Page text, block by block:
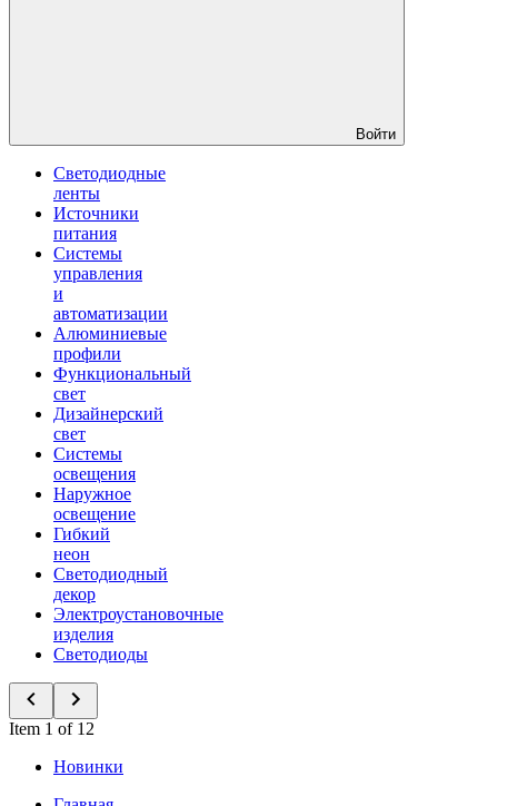
Войти
Светодиодные
ленты
Источники
питания
Системы
управления
и
автоматизации
Алюминиевые
профили
Функциональный
свет
Дизайнерский
свет
Системы
освещения
Наружное
освещение
Гибкий
неон
Светодиодный
декор
Электроустановочные
изделия
Светодиоды
Item 1 of 12
Новинки